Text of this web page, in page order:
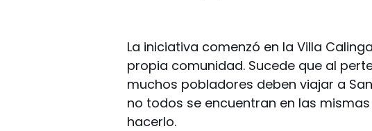
La iniciativa comenzó en la Villa
propia comunidad. Sucede que al
muchos pobladores deben viajar a
no todos se encuentran en las
hacerlo.